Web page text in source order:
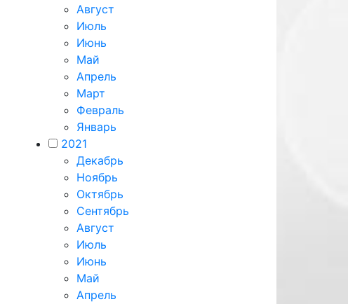
Август
Июль
Июнь
Май
Апрель
Март
Февраль
Январь
2021
Декабрь
Ноябрь
Октябрь
Сентябрь
Август
Июль
Июнь
Май
Апрель